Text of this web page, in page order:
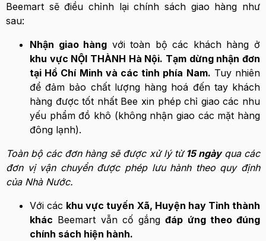
Beemart sẽ điều chỉnh lại chính sách giao hàng như
sau:
Nhận giao hàng với toàn bộ các khách hàng ở
khu vực NỘI THÀNH Hà Nội. Tạm dừng nhận đơn
tại Hồ Chí Minh và các tỉnh phía Nam. Tuy nhiên
để đảm bảo chất lượng hàng hoá đến tay khách
hàng được tốt nhất Bee xin phép chỉ giao các nhu
yếu phẩm đồ khô (không nhận giao các mặt hàng
đông lạnh).
Toàn bộ các đơn hàng sẽ được xử lý từ15 ngàyqua các
đơn vị vận chuyển được phép lưu hành theo quy định
của Nhà Nước.
Với các khu vực tuyến Xã, Huyện hay Tỉnh thành
khác Beemart vẫn cố gắngđáp ứng theo đúng
chính sách hiện hành.